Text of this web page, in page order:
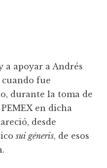
a apoyar a Andrés
fue
durante la toma de
en dicha
desde
sui géneris, de esos